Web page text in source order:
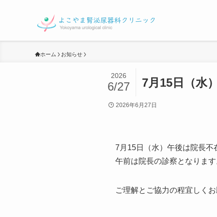
ホーム お知らせ
7月15日（水
2026
6/27
2026年6月27日
7月15日（水）午後は院長不
午前は院長の診察となります
ご理解とご協力の程宜しくお